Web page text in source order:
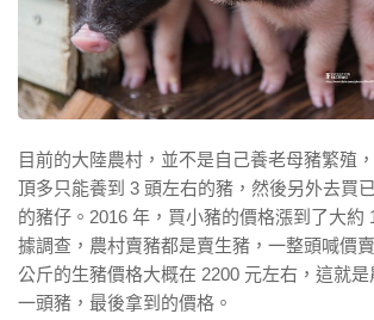
目前的大陸農村，並不是自己養老母豬繁殖
頂多只能養到 3 頭左右的豬，然後另外去買
的豬仔。2016 年，買小豬的價格漲到了大約
據調查，農村賣豬都是賣生豬，一整頭喊價
公斤的生豬價格大概在 2200 元左右，這就
一頭豬，最後拿到的價格。